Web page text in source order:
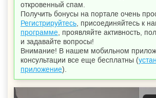
откровенный спам.
Получить бонусы на портале очень
Регистрируйтесь , присоединяйтесь к
программе , проявляйте активность,
и задавайте вопросы!
Внимание! В нашем мобильном
консультации все еще бесплатны (
приложение).